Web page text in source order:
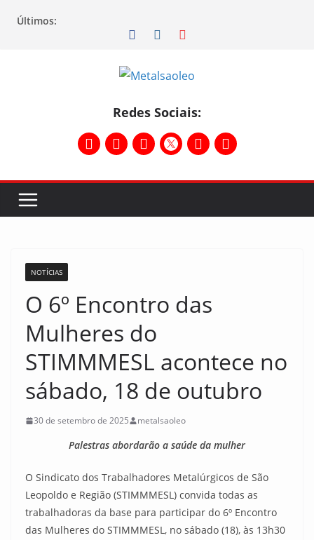
Últimos:
Redes Sociais:
NOTÍCIAS
O 6º Encontro das
Mulheres do
STIMMMESL acontece no
sábado, 18 de outubro
30 de setembro de 2025 metalsaoleo
Palestras abordarão a saúde da mulher
O Sindicato dos Trabalhadores Metalúrgicos de São
Leopoldo e Região (STIMMMESL) convida todas as
trabalhadoras da base para participar do 6º Encontro
das Mulheres do STIMMMESL, no sábado (18), às 13h30